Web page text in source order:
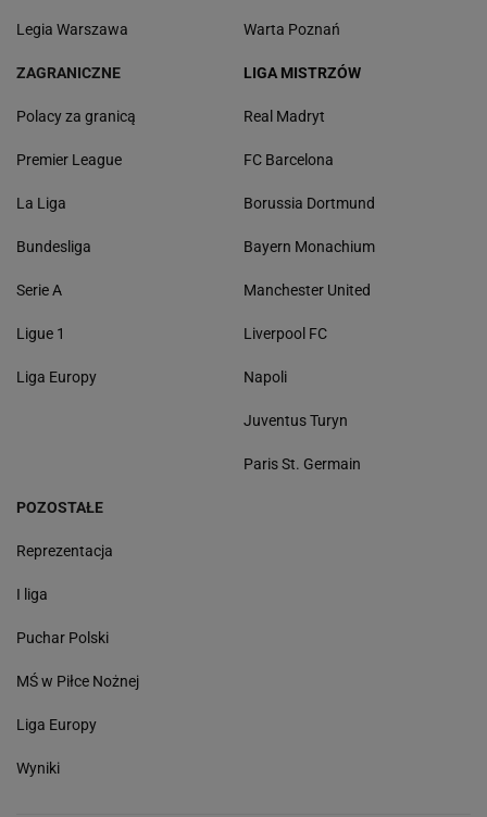
Legia Warszawa Warta Poznań
ZAGRANICZNE
Polacy za granicą
Premier League
La Liga
Bundesliga
Serie A
Ligue 1
Liga Europy
LIGA MISTRZÓW
Real Madryt
FC Barcelona
Borussia Dortmund
Bayern Monachium
Manchester United
Liverpool FC
Napoli
Juventus Turyn
Paris St. Germain
POZOSTAŁE
Reprezentacja
I liga
Puchar Polski
MŚ w Piłce Nożnej
Liga Europy
Wyniki